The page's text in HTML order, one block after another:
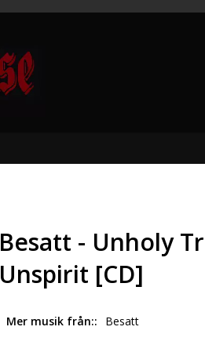
Besatt - Unholy
Unspirit [CD]
Mer musik från: Besatt